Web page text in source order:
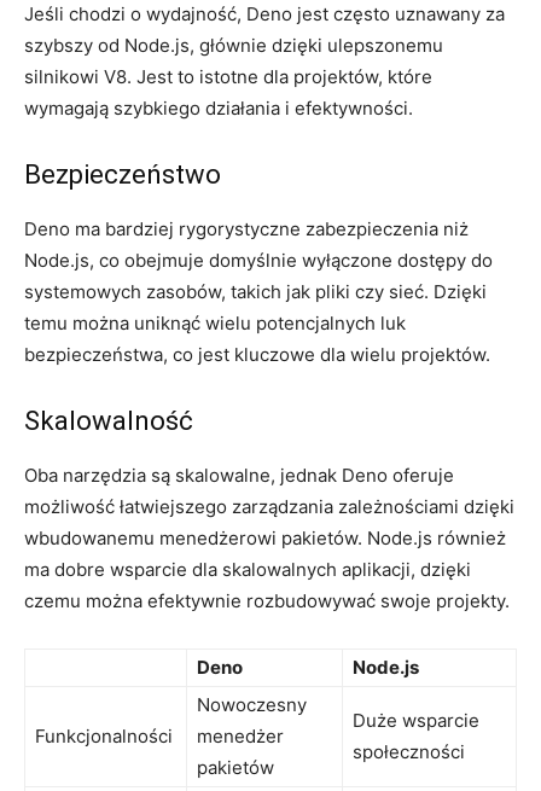
Jeśli chodzi o wydajność, Deno jest często uznawany za
szybszy⁢ od Node.js, głównie dzięki ulepszonemu
silnikowi​ V8. Jest to⁤ istotne dla projektów, które
wymagają szybkiego⁤ działania i efektywności.
Bezpieczeństwo
Deno ma bardziej rygorystyczne zabezpieczenia‍ niż
Node.js,​ co obejmuje domyślnie ⁤wyłączone dostępy do
systemowych zasobów, takich⁣ jak pliki czy sieć. Dzięki‍
temu można ⁤uniknąć wielu ⁢potencjalnych⁣ luk
bezpieczeństwa, co jest⁣ kluczowe dla wielu ‍projektów.
Skalowalność
Oba narzędzia są skalowalne, jednak Deno ​oferuje
możliwość⁤ łatwiejszego zarządzania‍ zależnościami dzięki
wbudowanemu‌ menedżerowi pakietów. Node.js również‍
ma dobre wsparcie dla skalowalnych aplikacji, ‌dzięki
czemu można efektywnie rozbudowywać swoje projekty.
Deno Node.js
Funkcjonalności
Nowoczesny
menedżer
pakietów
Duże ⁣wsparcie
społeczności